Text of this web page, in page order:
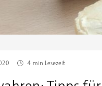
4 min Lesezeit